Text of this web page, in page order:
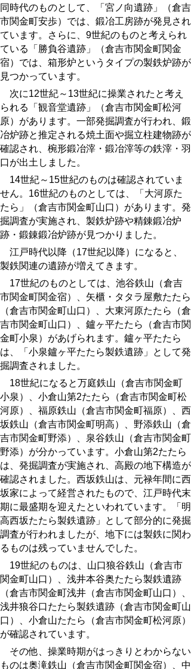
同時代のものとして、「宮ノ向遺跡」（倉吉
市関金町安歩）では、鍛冶工房跡が発見され
ています。さらに、9世紀のものと考えられ
ている「勝負谷遺跡」（倉吉市関金町関金
宿）では、箱形炉というタイプの製鉄炉跡が
見つかっています。
次に12世紀～13世紀に操業されたと考え
られる「観音堂遺跡」（倉吉市関金町松河
原）があります。一部発掘調査が行われ、鍛
冶炉跡と推定される焼土面や掘立柱建物跡が
確認され、椀形鍛冶滓・鍛冶滓等の鉄滓・羽
口が出土しました。
14世紀～15世紀のものは確認されていま
せん。16世紀のものとしては、「大河原た
たら」（倉吉市関金町山口）があります。発
掘調査が実施され、製鉄炉跡や精錬鍛冶炉
跡・鍛錬鍛冶炉跡が見つかりました。
江戸時代以降（17世紀以降）になると、
製鉄関連の遺跡が増えてきます。
17世紀のものとしては、池谷鉄山（倉吉
市関金町関金宿）、矢櫃・タタラ屋敷たたら
（倉吉市関金町山口）、大東河原たたら（倉
吉市関金町山口）、鑪ヶ平たたら（倉吉市関
金町小泉）があげられます。鑪ヶ平たたら
は、「小泉鑪ヶ平たたら製鉄遺跡」として発
掘調査されました。
18世紀になると万庭鉄山（倉吉市関金町
小泉）、小倉山第2たたら（倉吉市関金町松
河原）、福原鉄山（倉吉市関金町福原）、西
坂鉄山（倉吉市関金町明高）、野添鉄山（倉
吉市関金町野添）、泉谷鉄山（倉吉市関金町
野添）が分かっています。小倉山第2たたら
は、発掘調査が実施され、高殿の地下構造が
確認されました。西坂鉄山は、元禄年間に西
坂家によって経営されたもので、江戸時代末
期に最盛期を迎えたといわれています。「明
高西坂たたら製鉄遺跡」として部分的に発掘
調査が行われましたが、地下には製鉄に関わ
るものは残っていませんでした。
19世紀のものは、山口狼谷鉄山（倉吉市
関金町山口）、浅井本谷奥たたら製鉄遺跡
（倉吉市関金町浅井（倉吉市関金町山口）、
浅井狼谷口たたら製鉄遺跡（倉吉市関金町山
口）、小倉山たたら（倉吉市関金町松河原）
が確認されています。
その他、操業時期がはっきりとわからない
ものは奥滝鉄山（倉吉市関金町関金宿）、中